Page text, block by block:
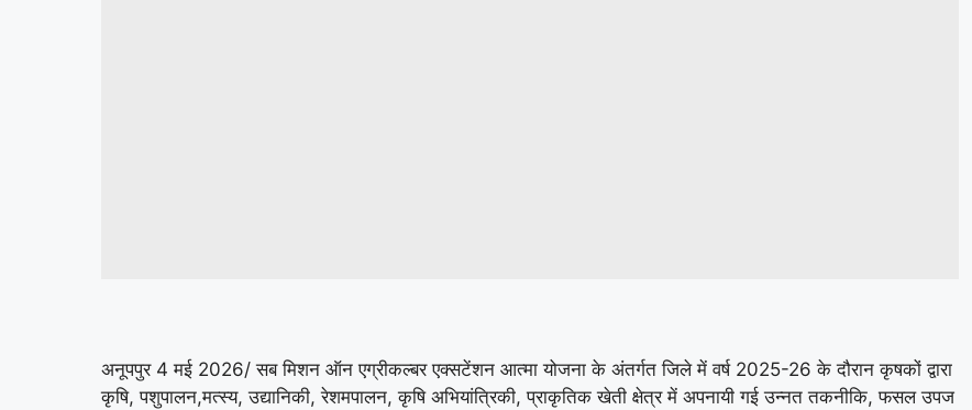
अनूपपुर 4 मई 2026/ सब मिशन ऑन एग्रीकल्बर एक्सटेंशन आत्मा योजना के अंतर्गत जिले में वर्ष 2025-26 के दौरान कृषकों द्वारा
कृषि, पशुपालन,मत्स्य, उद्यानिकी, रेशमपालन, कृषि अभियांत्रिकी, प्राकृतिक खेती क्षेत्र में अपनायी गई उन्नत तकनीकि, फसल उपज